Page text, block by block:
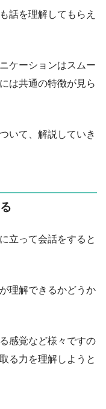
話を理解してもらえ
ケーションはスムー
は共通の特徴が見ら
いて、解説していき
立って会話をすると
理解できるかどうか
感覚など様々ですの
る力を理解しようと